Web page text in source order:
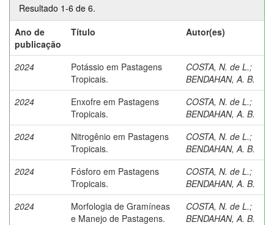
Resultado 1-6 de 6.
Ano de
publicação
Título Autor(es)
2024
Potássio em Pastagens
Tropicais.
COSTA, N. de L.;
BENDAHAN, A. B.
2024
Enxofre em Pastagens
Tropicais.
COSTA, N. de L.;
BENDAHAN, A. B.
2024
Nitrogênio em Pastagens
Tropicais.
COSTA, N. de L.;
BENDAHAN, A. B.
2024
Fósforo em Pastagens
Tropicais.
COSTA, N. de L.;
BENDAHAN, A. B.
2024
Morfologia de Gramíneas
e Manejo de Pastagens.
COSTA, N. de L.;
BENDAHAN, A. B.